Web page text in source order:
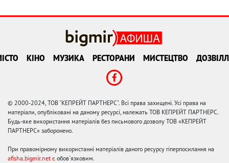
КІНО МУЗИКА РЕСТОРАНИ МИСТЕЦТВО
© 2000-2024, ТОВ "КЕПРЕЙТ ПАРТНЕРС". Всі права захищені. Усі права на
матеріали, опубліковані на даному ресурсі, належать ТОВ КЕПРЕЙТ ПАРТНЕРС.
Будь-яке використання матеріалів без письмового дозволу ТОВ «КЕПРЕЙТ
ПАРТНЕРС» заборонено.
При правомірному використанні матеріалів даного ресурсу гіперпосилання на
afisha.bigmir.net є обов'язковим.